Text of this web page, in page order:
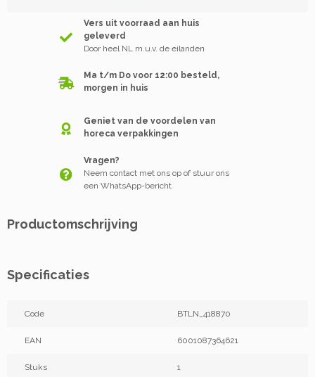
Vers uit voorraad aan huis
geleverd
Door heel NL m.u.v. de eilanden
Ma t/m Do voor 12:00 besteld,
morgen in huis
Geniet van de voordelen van
horeca verpakkingen
Vragen?
Neem contact met ons op of stuur ons
een WhatsApp-bericht
Productomschrijving
Specificaties
Code BTLN_418870
EAN 6001087364621
Stuks 1